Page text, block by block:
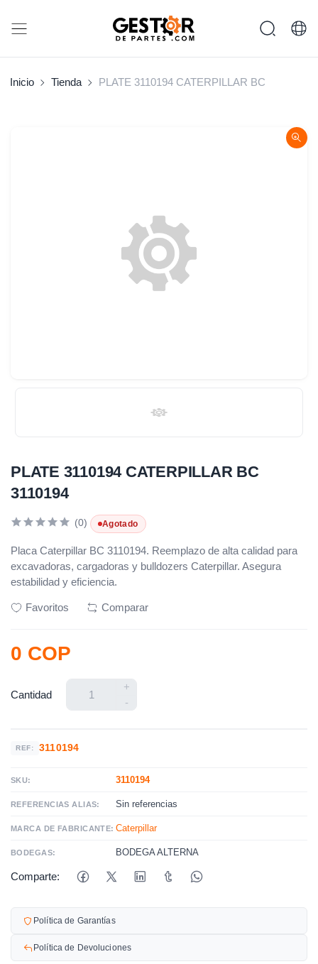
Inicio Tienda PLATE 3110194 CATERPILLAR BC
PLATE 3110194 CATERPILLAR BC
3110194
(0) Agotado
Placa Caterpillar BC 3110194. Reemplazo de alta calidad para
excavadoras, cargadoras y bulldozers Caterpillar. Asegura
estabilidad y eficiencia.
Favoritos Comparar
0 COP
Cantidad
+
-
REF: 3110194
SKU: 3110194
REFERENCIAS ALIAS: Sin referencias
MARCA DE FABRICANTE: Caterpillar
BODEGAS: BODEGA ALTERNA
Comparte:
Política de Garantías
Política de Devoluciones